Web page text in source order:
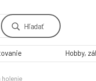
Hľadať
Hobby,
holenie